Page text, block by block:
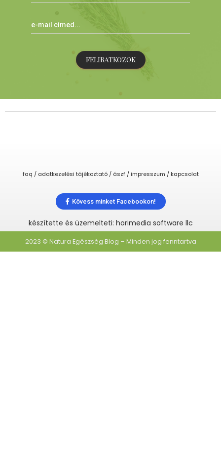
FELIRATKOZOK
faq / adatkezelési tájékoztató / ászf / impresszum / kapcsolat
Kövess minket Facebookon!
készítette és üzemelteti: horimedia software llc
2023 © Natura Egészség Blog – Minden jog fenntartva